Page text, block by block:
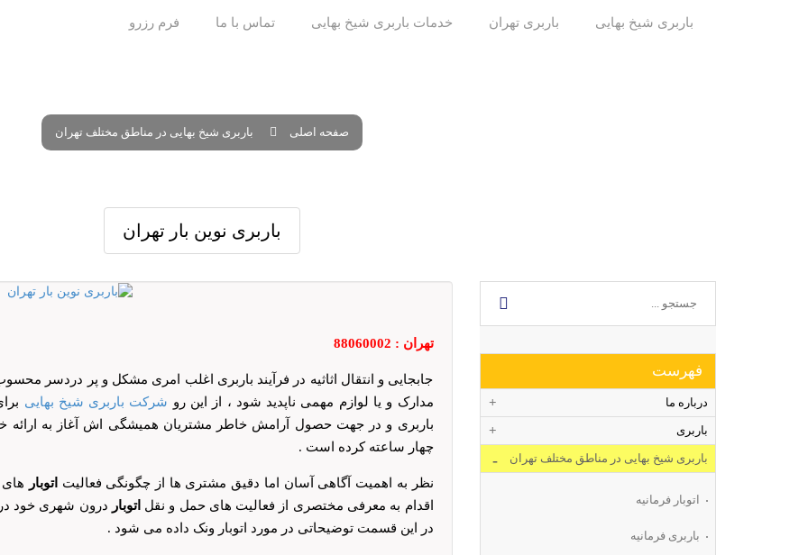
باربری شیخ بهایی باربری تهران خدمات باربری شیخ بهایی تماس با ما فرم رزرو
صفحه اصلی باربری شیخ بهایی در مناطق مختلف تهران
باربری نوین بار تهران
تهران : 88060002
جابجایی و انتقال اثاثیه در فرآیند باربری اغلب امری مشکل و پر دردسر
مدارک و یا لوازم مهمی ناپدید شود ، از این رو شرکت باربری شیخ بهایی
باربری و در جهت حصول آرامش خاطر مشتریان همیشگی اش آغاز به ارائه
چهار ساعته کرده است .
نظر به اهمیت آگاهی آسان اما دقیق مشتری ها از چگونگی فعالیت اتوبار
اقدام به معرفی مختصری از فعالیت های حمل و نقل اتوبار درون شهری خود
در این قسمت توضیحاتی در مورد اتوبار ونک داده می شود .
فهرست
درباره ما
باربری
باربری شیخ بهایی در مناطق مختلف تهران
اتوبار فرمانیه
باربری فرمانیه